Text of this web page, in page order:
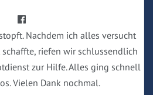
Nachdem ich alles versucht
riefen wir schlussendlich
zur Hilfe. Alles ging schnell
Vielen Dank nochmal.